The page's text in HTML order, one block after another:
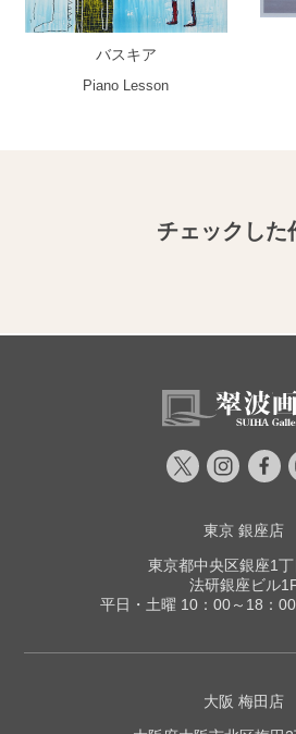
バスキア
Piano Lesson
チェックした
東京 銀座店
東京都中央区銀座1
法研銀座ビル
平日・土曜 10：00～18：00
大阪 梅田店